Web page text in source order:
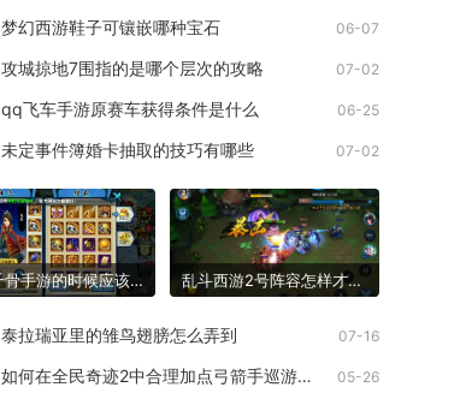
梦幻西游鞋子可镶嵌哪种宝石 06-07
攻城掠地7围指的是哪个层次的攻略 07-02
qq飞车手游原赛车获得条件是什么 06-25
未定事件簿婚卡抽取的技巧有哪些 07-02
玩花千骨手游的时候应该如何选择职业 乱斗西游2号阵容怎样才能更加稳定
泰拉瑞亚里的雏鸟翅膀怎么弄到 07-16
如何在全民奇迹2中合理加点弓箭手巡游者 05-26